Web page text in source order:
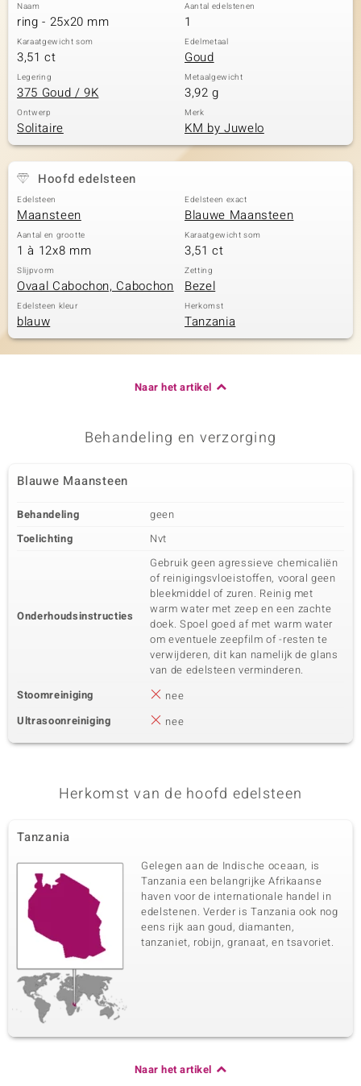
Naam
ring - 25x20 mm
Aantal edelstenen
1
Karaatgewicht som
3,51 ct
Edelmetaal
Goud
Legering
375 Goud / 9K
Metaalgewicht
3,92 g
Ontwerp
Solitaire
Merk
KM by Juwelo
Hoofd edelsteen
Edelsteen
Maansteen
Edelsteen exact
Blauwe Maansteen
Aantal en grootte
1 à 12x8 mm
Karaatgewicht som
3,51 ct
Slijpvorm
Ovaal Cabochon, Cabochon
Zetting
Bezel
Edelsteen kleur
blauw
Herkomst
Tanzania
Naar het artikel
Behandeling en verzorging
Blauwe Maansteen
Behandeling
geen
Toelichting
Nvt
Onderhoudsinstructies
Gebruik geen agressieve chemicaliën
of reinigingsvloeistoffen, vooral geen
bleekmiddel of zuren. Reinig met
warm water met zeep en een zachte
doek. Spoel goed af met warm water
om eventuele zeepfilm of -resten te
verwijderen, dit kan namelijk de glans
van de edelsteen verminderen.
Stoomreiniging
nee
Ultrasoonreiniging
nee
Herkomst van de hoofd edelsteen
Tanzania
Gelegen aan de Indische oceaan, is
Tanzania een belangrijke Afrikaanse
haven voor de internationale handel in
edelstenen. Verder is Tanzania ook nog
eens rijk aan goud, diamanten,
tanzaniet, robijn, granaat, en tsavoriet.
Naar het artikel